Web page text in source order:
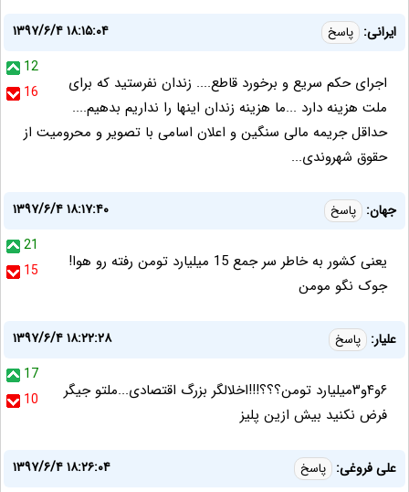
ایرانی: پاسخ
۱۳۹۷/۶/۴ ۱۸:۱۵:۰۴
12
16
اجرای حکم سریع و برخورد قاطع.... زندان نفرستید که برای
ملت هزینه دارد ...ما هزینه زندان اینها را نداریم بدهیم....
حداقل جریمه مالی سنگین و اعلان اسامی با تصویر و محرومیت از
حقوق شهروندی...
جهان: پاسخ
۱۳۹۷/۶/۴ ۱۸:۱۷:۴۰
21
15
یعنی کشور به خاطر سر جمع 15 میلیارد تومن رفته رو هوا!
جوک نگو مومن
علیار: پاسخ
۱۳۹۷/۶/۴ ۱۸:۲۲:۲۸
17
10
۶و۴و۳میلیارد تومن؟؟؟!!!اخلالگر بزرگ اقتصادی...ملتو جیگر
فرض نکنید بیش ازین پلیز
علی فروغی: پاسخ
۱۳۹۷/۶/۴ ۱۸:۲۶:۰۴